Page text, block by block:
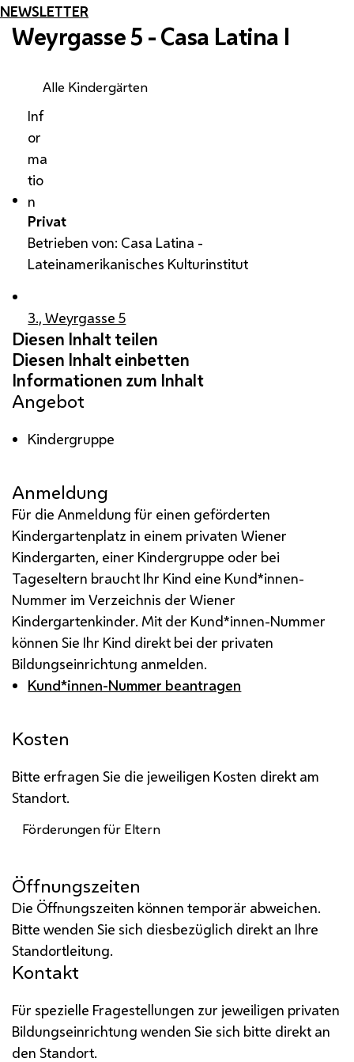
NEWSLETTER
Weyrgasse 5 - Casa Latina I
Alle Kindergärten
Inf
or
ma
tio
n
Privat
Betrieben von: Casa Latina -
Lateinamerikanisches Kulturinstitut
3., Weyrgasse 5
Angebot
Kindergruppe
Anmeldung
Für die Anmeldung für einen geförderten
Kindergartenplatz in einem privaten Wiener
Kindergarten, einer Kindergruppe oder bei
Tageseltern braucht Ihr Kind eine Kund*innen-
Nummer im Verzeichnis der Wiener
Kindergartenkinder. Mit der Kund*innen-Nummer
können Sie Ihr Kind direkt bei der privaten
Bildungseinrichtung anmelden.
Kund*innen-Nummer beantragen
Kosten
Bitte erfragen Sie die jeweiligen Kosten direkt am
Standort.
Förderungen für Eltern
Öffnungszeiten
Die Öffnungszeiten können temporär abweichen.
Bitte wenden Sie sich diesbezüglich direkt an Ihre
Standortleitung.
Kontakt
Für spezielle Fragestellungen zur jeweiligen privaten
Bildungseinrichtung wenden Sie sich bitte direkt an
den Standort.